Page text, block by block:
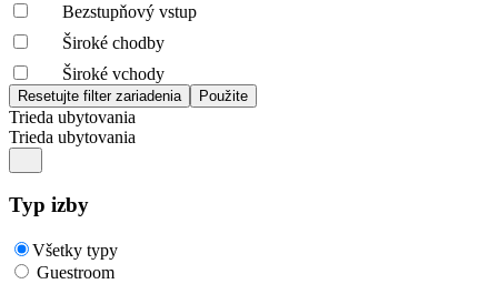
Bezstupňový vstup
Široké chodby
Široké vchody
Trieda ubytovania
Trieda ubytovania
Typ izby
Všetky typy
Guestroom